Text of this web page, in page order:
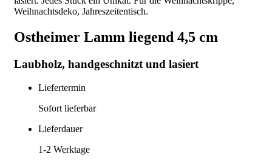
Weihnachtsdeko, Jahreszeitentisch.
Ostheimer Lamm liegend 4,5 cm
Laubholz, handgeschnitzt und lasiert
Liefertermin
Sofort lieferbar
Lieferdauer
1-2 Werktage